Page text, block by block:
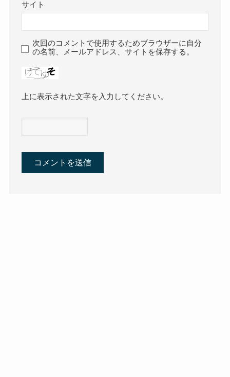
サイト
次回のコメントで使用するためブラウザーに自分
の名前、メールアドレス、サイトを保存する。
上に表示された文字を入力してください。